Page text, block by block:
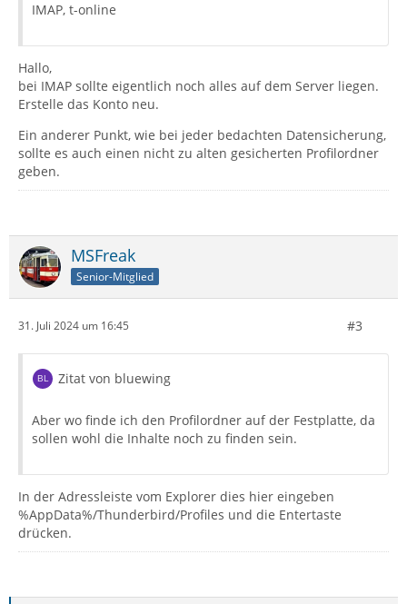
IMAP, t-online
Hallo,
bei IMAP sollte eigentlich noch alles auf dem Server liegen.
Erstelle das Konto neu.
Ein anderer Punkt, wie bei jeder bedachten Datensicherung,
sollte es auch einen nicht zu alten gesicherten Profilordner
geben.
MSFreak
Senior-Mitglied
31. Juli 2024 um 16:45 #3
Zitat von bluewing
Aber wo finde ich den Profilordner auf der Festplatte, da
sollen wohl die Inhalte noch zu finden sein.
In der Adressleiste vom Explorer dies hier eingeben
%AppData%/Thunderbird/Profiles und die Entertaste
drücken.